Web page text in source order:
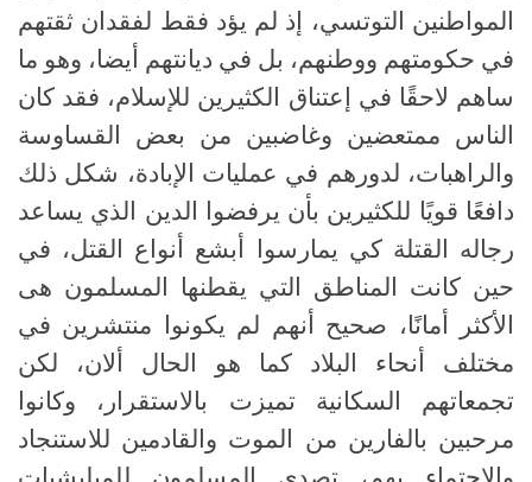
المواطنين التوتسي، إذ لم يؤد فقط لفقدان ثقتهم
في حكومتهم ووطنهم، بل في ديانتهم أيضا، وهو ما
ساهم لاحقًا في إعتناق الكثيرين للإسلام، فقد كان
الناس ممتعضين وغاضبين من بعض القساوسة
والراهبات، لدورهم في عمليات الإبادة، شكل ذلك
دافعًا قويًا للكثيرين بأن يرفضوا الدين الذي يساعد
رجاله القتلة كي يمارسوا أبشع أنواع القتل، في
حين كانت المناطق التي يقطنها المسلمون هى
الأكثر أمانًا، صحيح أنهم لم يكونوا منتشرين في
مختلف أنحاء البلاد كما هو الحال ألان، لكن
تجمعاتهم السكانية تميزت بالاستقرار، وكانوا
مرحبين بالفارين من الموت والقادمين للاستنجاد